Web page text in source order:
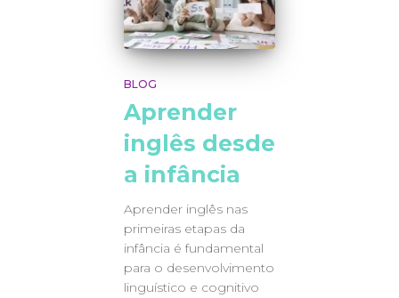
BLOG
Aprender
inglês desde
a infância
Aprender inglês nas
primeiras etapas da
infância é fundamental
para o desenvolvimento
linguístico e cognitivo